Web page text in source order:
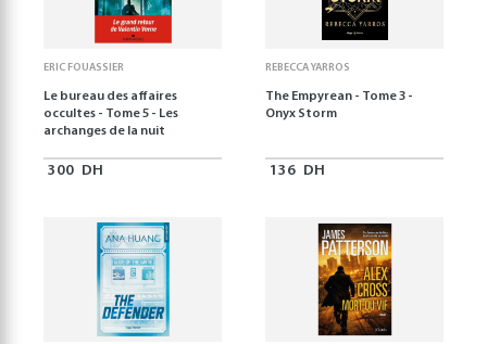
ERIC FOUASSIER
Le bureau des affaires
occultes - Tome 5 - Les
archanges de la nuit
300 DH
REBECCA YARROS
The Empyrean - Tome 3 -
Onyx Storm
136 DH